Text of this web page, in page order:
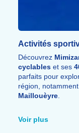
Activités
Découvrez
cyclables et ses
parfaits pour
région,
Maillouèyre
paddle, pêche,
Voir plus